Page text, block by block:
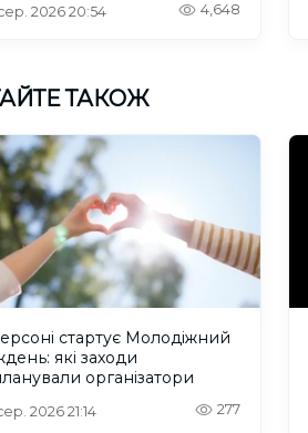
2026 20:54 4,648
ТАКОЖ
стартує Молодіжний
які заходи
організатори
2026 21:14 277